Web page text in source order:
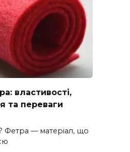
властивості,
та переваги
Фетра — матеріал, що